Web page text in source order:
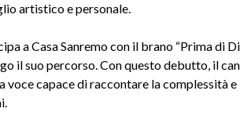
artistico e personale.
a Casa Sanremo con il brano “Prima di
il suo percorso. Con questo debutto, il
voce capace di raccontare la complessità